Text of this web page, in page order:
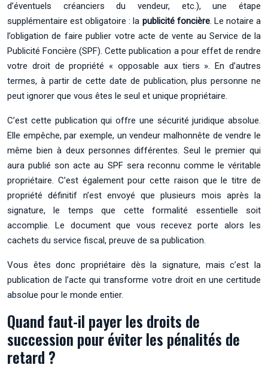
d’éventuels créanciers du vendeur, etc.), une étape
supplémentaire est obligatoire : la publicité foncière. Le notaire a
l’obligation de faire publier votre acte de vente au Service de la
Publicité Foncière (SPF). Cette publication a pour effet de rendre
votre droit de propriété « opposable aux tiers ». En d’autres
termes, à partir de cette date de publication, plus personne ne
peut ignorer que vous êtes le seul et unique propriétaire.
C’est cette publication qui offre une sécurité juridique absolue.
Elle empêche, par exemple, un vendeur malhonnête de vendre le
même bien à deux personnes différentes. Seul le premier qui
aura publié son acte au SPF sera reconnu comme le véritable
propriétaire. C’est également pour cette raison que le titre de
propriété définitif n’est envoyé que plusieurs mois après la
signature, le temps que cette formalité essentielle soit
accomplie. Le document que vous recevez porte alors les
cachets du service fiscal, preuve de sa publication.
Vous êtes donc propriétaire dès la signature, mais c’est la
publication de l’acte qui transforme votre droit en une certitude
absolue pour le monde entier.
Quand faut-il payer les droits de
succession pour éviter les pénalités de
retard ?